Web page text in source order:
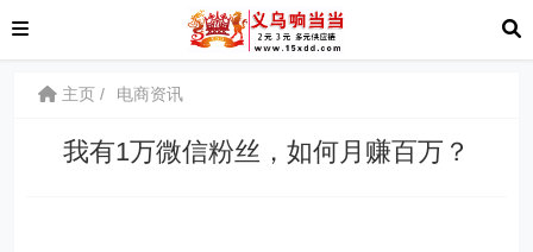
主页 电商资讯
我有1万微信粉丝，如何月赚百万？